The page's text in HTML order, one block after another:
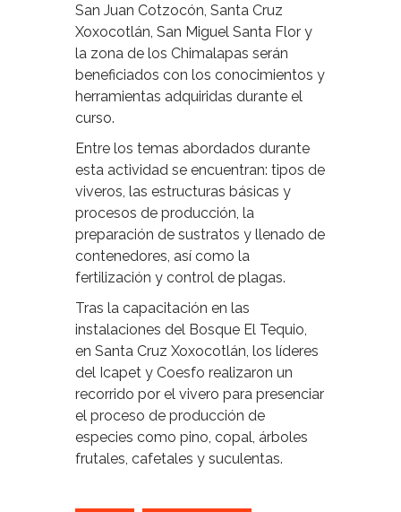
San Juan Cotzocón, Santa Cruz
Xoxocotlán, San Miguel Santa Flor y
la zona de los Chimalapas serán
beneficiados con los conocimientos y
herramientas adquiridas durante el
curso.
Entre los temas abordados durante
esta actividad se encuentran: tipos de
viveros, las estructuras básicas y
procesos de producción, la
preparación de sustratos y llenado de
contenedores, así como la
fertilización y control de plagas.
Tras la capacitación en las
instalaciones del Bosque El Tequio,
en Santa Cruz Xoxocotlán, los líderes
del Icapet y Coesfo realizaron un
recorrido por el vivero para presenciar
el proceso de producción de
especies como pino, copal, árboles
frutales, cafetales y suculentas.